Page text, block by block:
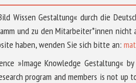
Wissen Gestaltung« durch die
und zu den Mitarbeiter*innen
haben, wenden Sie sich bitte an:
»Image Knowledge Gestaltung«
program and members is not up